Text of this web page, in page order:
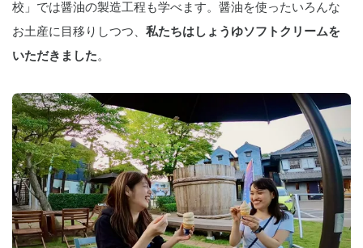
校」では醤油の製造工程も学べます。醤油を使ったいろんな
お土産に目移りしつつ、 私たちはしょうゆソフトクリームを
いただきました 。